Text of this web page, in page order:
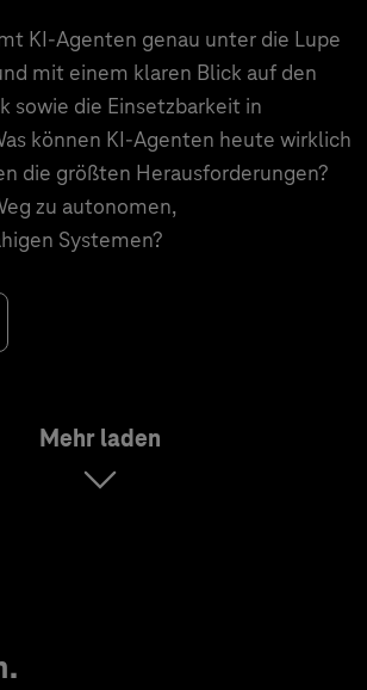
KI-Agenten genau unter die Lupe
mit einem klaren Blick auf den
sowie die Einsetzbarkeit in
können KI-Agenten heute wirklich
die größten Herausforderungen?
zu autonomen,
Systemen?
Mehr laden